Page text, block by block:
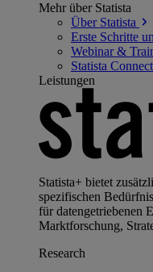
Mehr über Statista
Über Statista
Erste Schritte
Webinar &
Statista Connect
Leistungen
Statista+ bietet
spezifischen
für datengetriebenen
Marktforschung,
Research